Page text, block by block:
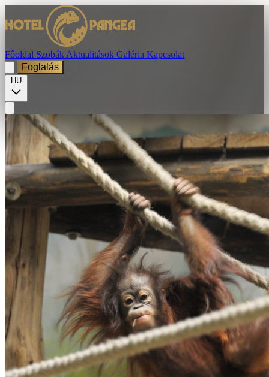
Főoldal Szobák Aktualitások Galéria Kapcsolat
Foglalás
HU